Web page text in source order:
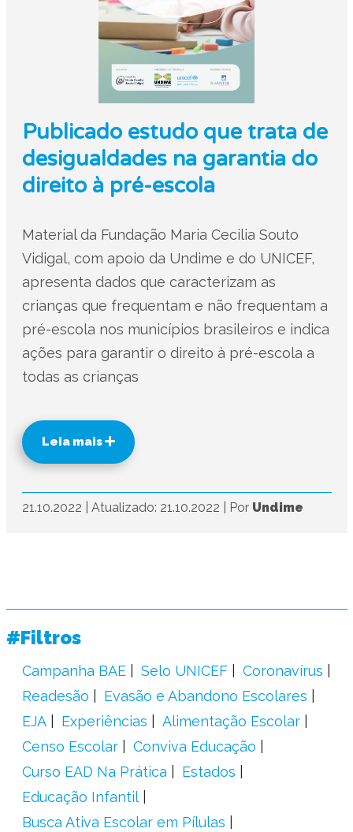
Publicado estudo que trata de
desigualdades na garantia do
direito à pré-escola
Material da Fundação Maria Cecilia Souto
Vidigal, com apoio da Undime e do UNICEF,
apresenta dados que caracterizam as
crianças que frequentam e não frequentam a
pré-escola nos municípios brasileiros e indica
ações para garantir o direito à pré-escola a
todas as crianças
Leia mais
21.10.2022 Atualizado: 21.10.2022 Por Undime
#Filtros
Campanha BAE Selo UNICEF
Coronavírus
Readesão
Evasão e Abandono Escolares
EJA
Experiências
Alimentação Escolar
Censo Escolar
Conviva Educação
Curso EAD Na Prática
Estados
Educação Infantil
Busca Ativa Escolar em Pílulas